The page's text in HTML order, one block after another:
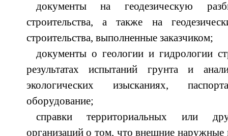
документы на геодезическую
строительства, а также на
строительства, выполненные заказчиком;
документы о геологии и гидрологии
результатах испытаний грунта и
экологических изысканиях,
оборудование;
справки территориальных или
организаций о том, что внешние